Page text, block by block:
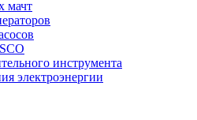
мачт
инструмента
электроэнергии